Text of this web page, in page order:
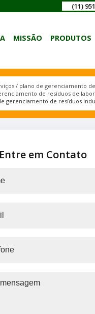
(11)
MISSÃO PRODUTOS
plano de gerenciamento
de resíduos de
gerenciamento de resíduos
Entre em Contato